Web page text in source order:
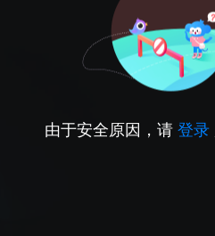
由于安全原因，请 登录